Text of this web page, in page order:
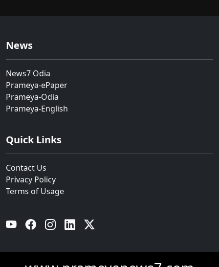
News
News7 Odia
Prameya-ePaper
Prameya-Odia
Prameya-English
Quick Links
Contact Us
Privacy Policy
Terms of Usage
YouTube Facebook Instagram Linkedin